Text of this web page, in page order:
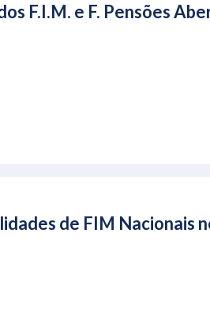
F.I.M. e F. Pensões
de FIM Nacionais